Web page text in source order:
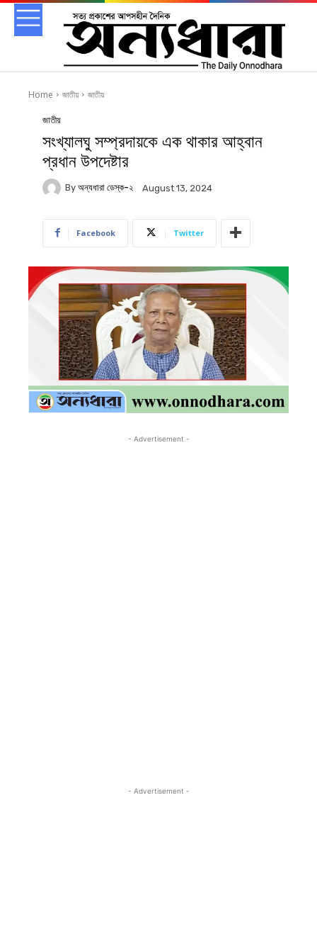
Home জাতীয় জাতীয়
জাতীয়
সংখ্যালঘু সম্প্রদায়কে এক থাকার আহ্বান
প্রধান উপদেষ্টার
By অন্যধারা ডেস্ক-২ August 13, 2024
Facebook Twitter
- Advertisement -
- Advertisement -